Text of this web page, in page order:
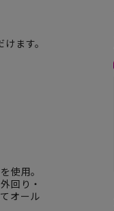
ます。
使用。
回り・
オール